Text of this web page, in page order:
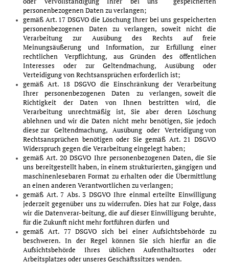
personenbezogenen Daten zu verlangen;
gemäß Art. 17 DSGVO die Löschung Ihrer bei uns gespeicherten
personenbezogenen Daten zu verlangen, soweit nicht die
Verarbeitung zur Ausübung des Rechts auf freie
Meinungsäußerung und Information, zur Erfüllung einer
rechtlichen Verpflichtung, aus Gründen des öffentlichen
Interesses oder zur Geltendmachung, Ausübung oder
Verteidigung von Rechtsansprüchen erforderlich ist;
gemäß Art. 18 DSGVO die Einschränkung der Verarbeitung
Ihrer personenbezogenen Daten zu verlangen, soweit die
Richtigkeit der Daten von Ihnen bestritten wird, die
Verarbeitung unrechtmäßig ist, Sie aber deren Löschung
ablehnen und wir die Daten nicht mehr benötigen, Sie jedoch
diese zur Geltendmachung, Ausübung oder Verteidigung von
Rechtsansprüchen benötigen oder Sie gemäß Art. 21 DSGVO
Widerspruch gegen die Verarbeitung eingelegt haben;
gemäß Art. 20 DSGVO Ihre personenbezogenen Daten, die Sie
uns bereitgestellt haben, in einem strukturierten, gängigen und
maschinenlesebaren Format zu erhalten oder die Übermittlung
an einen anderen Verantwortlichen zu verlangen;
gemäß Art. 7 Abs. 3 DSGVO Ihre einmal erteilte Einwilligung
jederzeit gegenüber uns zu widerrufen. Dies hat zur Folge, dass
wir die Datenverar-beitung, die auf dieser Einwilligung beruhte,
für die Zukunft nicht mehr fortführen dürfen und
gemäß Art. 77 DSGVO sich bei einer Aufsichtsbehörde zu
beschweren. In der Regel können Sie sich hierfür an die
Aufsichtsbehörde Ihres üblichen Aufenthaltsortes oder
Arbeitsplatzes oder unseres Geschäftssitzes wenden.